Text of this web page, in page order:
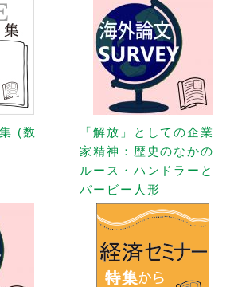
(数
「解放」としての企業
家精神：歴史のなかの
ルース・ハンドラーと
バービー人形